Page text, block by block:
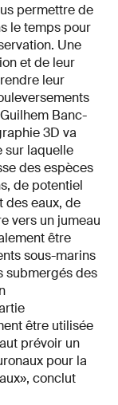
permettre de
le temps pour
Une
et de leur
leur
Banc-
3D va
sur laquelle
des espèces
de potentiel
des eaux, de
vers un jumeau
être
sous-marins
submergés des
être utilisée
prévoir un
pour la
conclut